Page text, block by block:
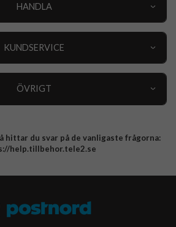
HANDLA
KUNDSERVICE
ÖVRIGT
hittar du svar på de vanligaste frågorna:
help.tillbehor.tele2.se